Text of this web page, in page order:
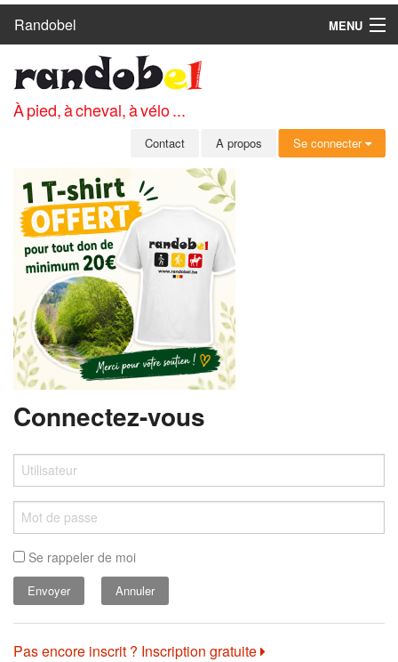
Randobel
MENU
CIRCUITS
CLUBS
MEMBRES
SE CONNECTER
INSCRIPTION GRATUITE
MOT DE PASSE OUBLIÉ
À pied, à cheval, à vélo ...
Contact A propos Se connecter
Connectez-vous
Se rappeler de moi
Annuler
Pas encore inscrit ? Inscription gratuite